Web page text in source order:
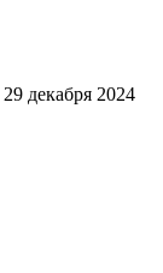
29 декабря 2024